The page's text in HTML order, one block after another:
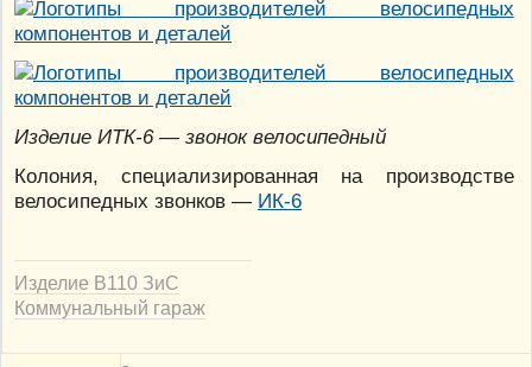
Изделие ИТК-6 — звонок велосипедный
Колония, специализированная на производстве
велосипедных звонков — ИК-6
Изделие В110 ЗиС
Коммунальный гараж